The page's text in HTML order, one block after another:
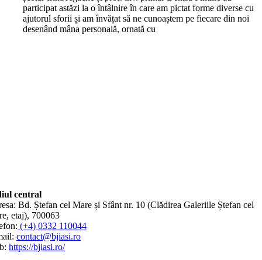
participat astăzi la o întâlnire în care am pictat forme diverse cu
ajutorul sforii și am învățat să ne cunoaștem pe fiecare din noi
desenând mâna personală, ornată cu
central
Bd. Ștefan cel Mare și Sfânt nr. 10 (Clădirea Galeriile Ștefan cel
etaj), 700063
(+4) 0332 110044
contact@bjiasi.ro
https://bjiasi.ro/